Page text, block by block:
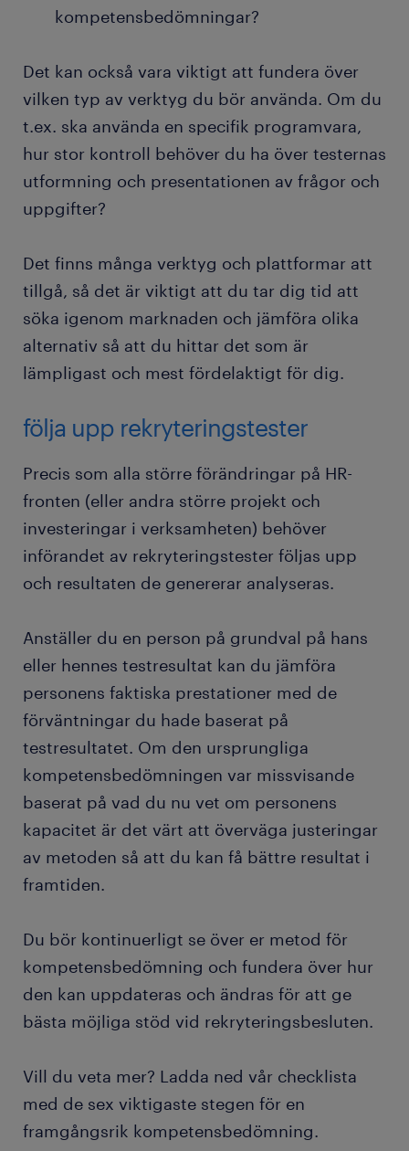
kompetensbedömningar?
Det kan också vara viktigt att fundera över
vilken typ av verktyg du bör använda. Om du
t.ex. ska använda en specifik programvara,
hur stor kontroll behöver du ha över testernas
utformning och presentationen av frågor och
uppgifter?
Det finns många verktyg och plattformar att
tillgå, så det är viktigt att du tar dig tid att
söka igenom marknaden och jämföra olika
alternativ så att du hittar det som är
lämpligast och mest fördelaktigt för dig.
följa upp rekryteringstester
Precis som alla större förändringar på HR-
fronten (eller andra större projekt och
investeringar i verksamheten) behöver
införandet av rekryteringstester följas upp
och resultaten de genererar analyseras.
Anställer du en person på grundval på hans
eller hennes testresultat kan du jämföra
personens faktiska prestationer med de
förväntningar du hade baserat på
testresultatet. Om den ursprungliga
kompetensbedömningen var missvisande
baserat på vad du nu vet om personens
kapacitet är det värt att överväga justeringar
av metoden så att du kan få bättre resultat i
framtiden.
Du bör kontinuerligt se över er metod för
kompetensbedömning och fundera över hur
den kan uppdateras och ändras för att ge
bästa möjliga stöd vid rekryteringsbesluten.
Vill du veta mer? Ladda ned vår checklista
med de sex viktigaste stegen för en
framgångsrik kompetensbedömning.